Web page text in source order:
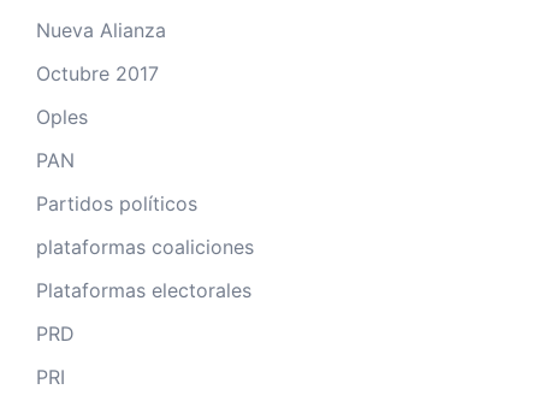
Nueva Alianza
Octubre 2017
Oples
PAN
Partidos políticos
plataformas coaliciones
Plataformas electorales
PRD
PRI